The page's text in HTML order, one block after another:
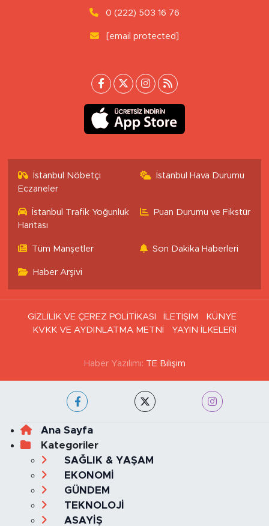
0 (222) 503 16 76
[email protected]
İstanbul Nöbetçi
Eczaneler
İstanbul Hava Durumu
İstanbul Trafik Yoğunluk
Haritası
Puan Durumu ve Fikstür
Tüm Manşetler Son Dakika Haberleri
Haber Arşivi
GİZLİLİK VE ÇEREZ POLİTİKASI İLETİŞİM
KÜNYE
KVKK VE AYDINLATMA METNİ
YAYIN İLKELERİ
Haber Yazılımı: TE Bilişim
Ana Sayfa
Kategoriler
SAĞLIK & YAŞAM
EKONOMİ
GÜNDEM
TEKNOLOJİ
ASAYİŞ